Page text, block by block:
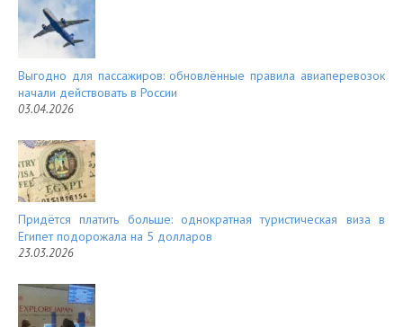
Выгодно для пассажиров: обновлённые правила авиаперевозок
начали действовать в России
03.04.2026
Придётся платить больше: однократная туристическая виза в
Египет подорожала на 5 долларов
23.03.2026